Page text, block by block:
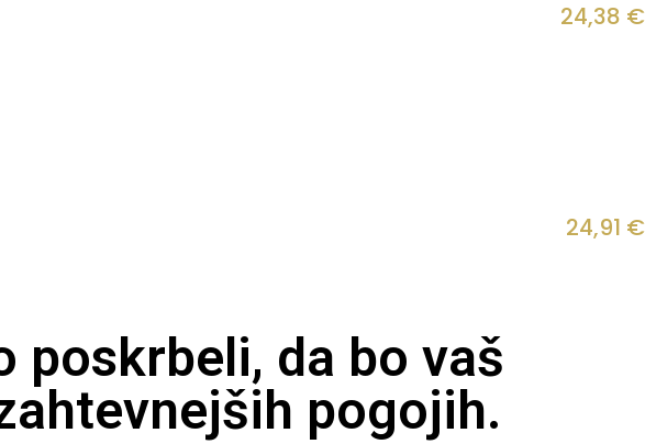
24,38 €
24,91 €
poskrbeli, da bo vaš
pogojih.